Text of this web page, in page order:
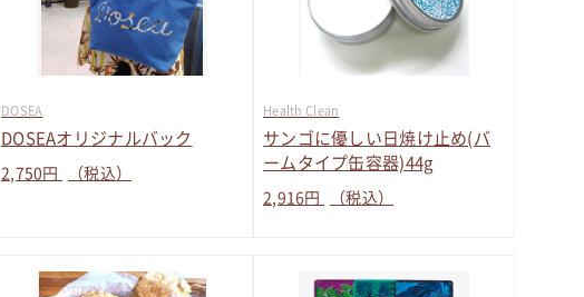
DOSEA
DOSEAオリジナルバック
2,750円 （税込）
Health Clean
サンゴに優しい日焼け止め(バ
ームタイプ缶容器)44g
2,916円 （税込）